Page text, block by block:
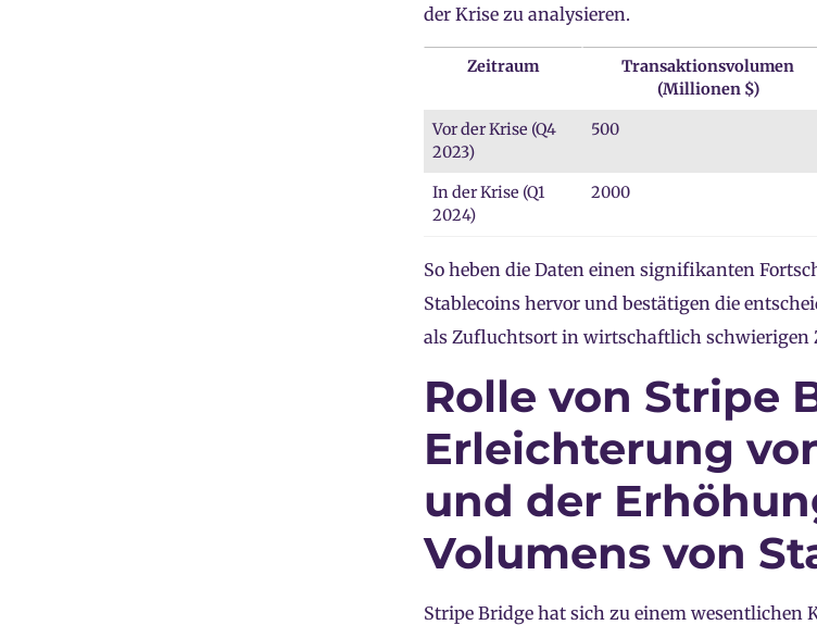
der Krise zu analysieren.
Zeitraum
Transaktionsvolumen
(Millionen $)
Vor der Krise (Q4
2023)
500
In der Krise (Q1
2024)
2000
So heben die Daten einen signifikanten
Stablecoins hervor und bestätigen die
als Zufluchtsort in wirtschaftlich schwierigen
Rolle von Stripe
Erleichterung
und der
Volumens von
Stripe Bridge hat sich zu einem wesentlichen